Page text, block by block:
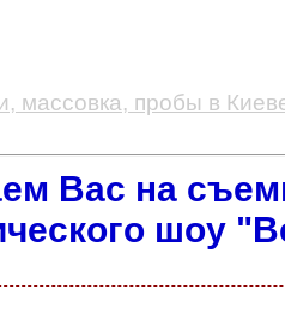
массовка, пробы в
Вас на
шоу